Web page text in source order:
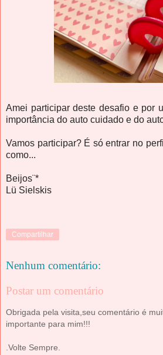
Amei participar deste desafio e por
importância do auto cuidado e do
Vamos participar? É só entrar no
como...
Beijos¨*
Lü Sielskis
Compartilhar
Nenhum comentário:
Postar um comentário
Obrigada pela visita,seu comentário é
importante para mim!!!
.Volte Sempre.